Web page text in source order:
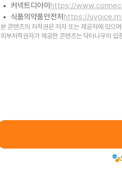
커넥트디아이 https://
식품의약품안전처 https://
본 콘텐츠의 저작권은 저자 또는 제공처에 있으
외부저작권자가 제공한 콘텐츠는 닥터나우의 입